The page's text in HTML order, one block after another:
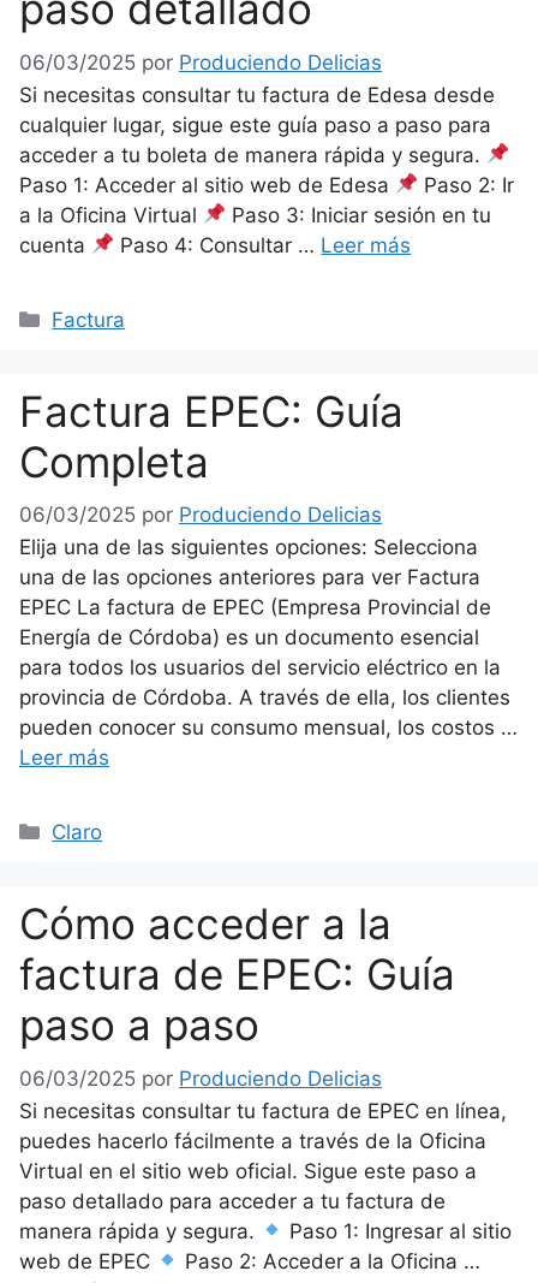
06/03/2025 por Produciendo Delicias
Si necesitas consultar tu factura de Edesa desde
cualquier lugar, sigue este guía paso a paso para
acceder a tu boleta de manera rápida y segura.
Paso 1: Acceder al sitio web de Edesa
Paso 2: Ir
a la Oficina Virtual
Paso 3: Iniciar sesión en tu
cuenta
Paso 4: Consultar … Leer más
Categorías
Factura
Factura EPEC: Guía
Completa
06/03/2025 por Produciendo Delicias
Elija una de las siguientes opciones: Selecciona
una de las opciones anteriores para ver Factura
EPEC La factura de EPEC (Empresa Provincial de
Energía de Córdoba) es un documento esencial
para todos los usuarios del servicio eléctrico en la
provincia de Córdoba. A través de ella, los clientes
pueden conocer su consumo mensual, los costos …
Leer más
Categorías
Claro
Cómo acceder a la
factura de EPEC: Guía
paso a paso
06/03/2025 por Produciendo Delicias
Si necesitas consultar tu factura de EPEC en línea,
puedes hacerlo fácilmente a través de la Oficina
Virtual en el sitio web oficial. Sigue este paso a
paso detallado para acceder a tu factura de
manera rápida y segura.
Paso 1: Ingresar al sitio
web de EPEC
Paso 2: Acceder a la Oficina …